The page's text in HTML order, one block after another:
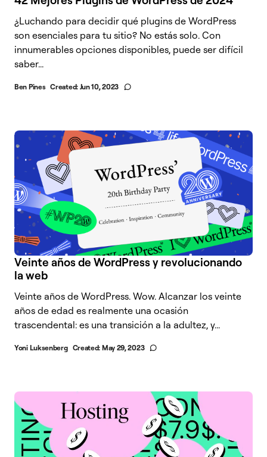
¿Luchando para decidir qué plugins de WordPress
son esenciales para tu sitio? No estás solo. Con
innumerables opciones disponibles, puede ser difícil
saber...
Ben Pines Created: Jun 10, 2023
Veinte años de WordPress y revolucionando
la web
Veinte años de WordPress. Wow. Alcanzar los veinte
años de edad es realmente una ocasión
trascendental: es una transición a la adultez, y...
Yoni Luksenberg Created: May 29, 2023